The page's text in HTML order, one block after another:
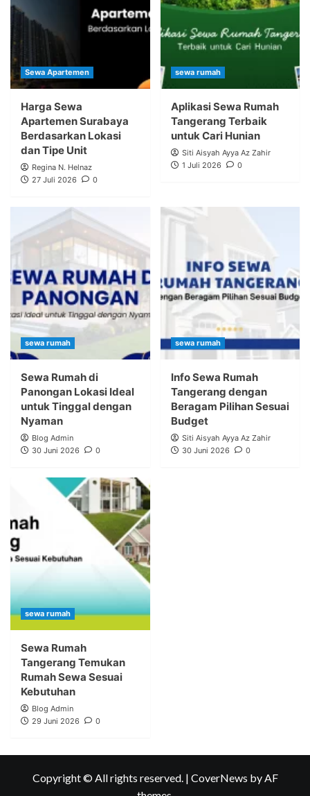
Sewa Apartemen
Harga Sewa
Apartemen Surabaya
Berdasarkan Lokasi
dan Tipe Unit
Regina N. Helnaz
27 Juli 2026
0
sewa rumah
Aplikasi Sewa Rumah
Tangerang Terbaik
untuk Cari Hunian
Siti Aisyah Ayya Az Zahir
1 Juli 2026
0
sewa rumah
Sewa Rumah di
Panongan Lokasi Ideal
untuk Tinggal dengan
Nyaman
Blog Admin
30 Juni 2026
0
sewa rumah
Info Sewa Rumah
Tangerang dengan
Beragam Pilihan Sesuai
Budget
Siti Aisyah Ayya Az Zahir
30 Juni 2026
0
sewa rumah
Sewa Rumah
Tangerang Temukan
Rumah Sewa Sesuai
Kebutuhan
Blog Admin
29 Juni 2026
0
Copyright © All rights reserved. | CoverNews by AF